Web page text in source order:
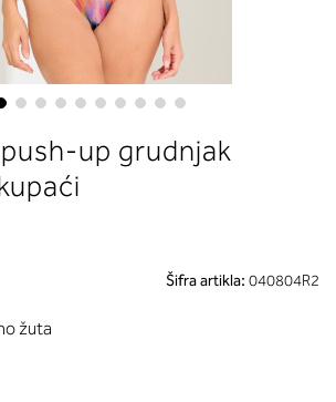
up grudnjak
Šifra artikla: 040804R2
žuta
boste prebrali, katera globina
ustreza vaši meri (A, B …) – iščite v
stolpcu, ki ste ga določili s
obsegom.